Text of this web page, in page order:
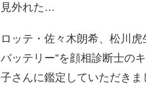
見外れた…
ロッテ・佐々木朗希、松川虎
バッテリー”を顔相診断士の
子さんに鑑定していただきま